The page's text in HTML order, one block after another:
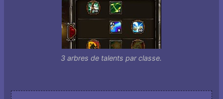
3 arbres de talents par classe.